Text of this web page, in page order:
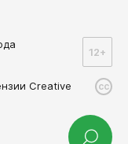
12+
cc
Creative